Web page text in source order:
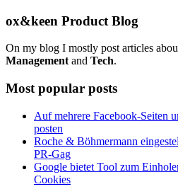
ox&keen Product Blog
On my blog I mostly post articles
Managementand Tech.
Most popular posts
Auf mehrere Facebook-Seiten
posten
Roche & Böhmermann
PR-Gag
Google bietet Tool zum
Cookies